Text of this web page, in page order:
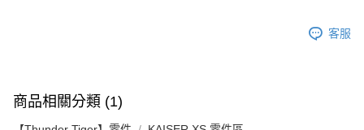
客服
商品相關分類 (1)